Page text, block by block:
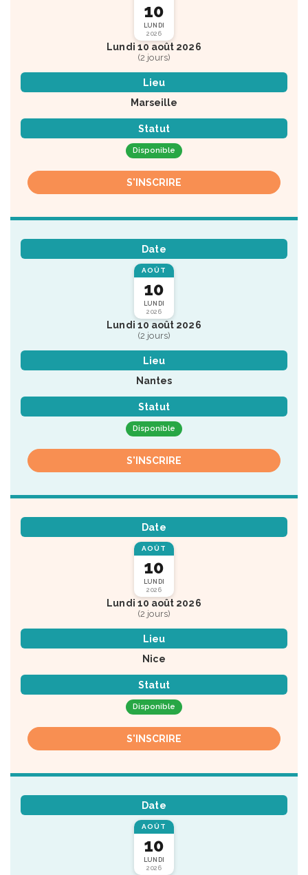
10
LUNDI
2026
Lundi 10 août 2026
(2 jours)
Lieu
Marseille
Statut
Disponible
S'INSCRIRE
Date
AOÛT
10
LUNDI
2026
Lundi 10 août 2026
(2 jours)
Lieu
Nantes
Statut
Disponible
S'INSCRIRE
Date
AOÛT
10
LUNDI
2026
Lundi 10 août 2026
(2 jours)
Lieu
Nice
Statut
Disponible
S'INSCRIRE
Date
AOÛT
10
LUNDI
2026